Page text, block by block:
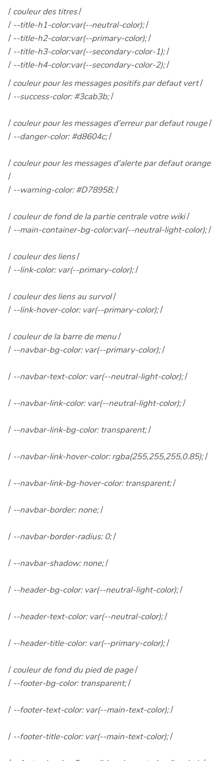
/ couleur des titres/
/ --title-h1-color:var(--neutral-color);/
/ --title-h2-color:var(--primary-color);/
/ --title-h3-color:var(--secondary-color-1);/
/ --title-h4-color:var(--secondary-color-2);/
/ couleur pour les messages positifs par defaut vert/
/ --success-color: #3cab3b;/
/ couleur pour les messages d'erreur par defaut rouge/
/ --danger-color: #d8604c;/
/ couleur pour les messages d'alerte par defaut orange
/
/ --warning-color: #D78958;/
/ couleur de fond de la partie centrale votre wiki/
/ --main-container-bg-color:var(--neutral-light-color);/
/ couleur des liens/
/ --link-color: var(--primary-color);/
/ couleur des liens au survol/
/ --link-hover-color: var(--primary-color);/
/ couleur de la barre de menu/
/ --navbar-bg-color: var(--primary-color);/
/ --navbar-text-color: var(--neutral-light-color);/
/ --navbar-link-color: var(--neutral-light-color);/
/ --navbar-link-bg-color: transparent;/
/ --navbar-link-hover-color: rgba(255,255,255,0.85);/
/ --navbar-link-bg-hover-color: transparent;/
/ --navbar-border: none;/
/ --navbar-border-radius: 0;/
/ --navbar-shadow: none;/
/ --header-bg-color: var(--neutral-light-color);/
/ --header-text-color: var(--neutral-color);/
/ --header-title-color: var(--primary-color);/
/ couleur de fond du pied de page/
/ --footer-bg-color: transparent;/
/ --footer-text-color: var(--main-text-color);/
/ --footer-title-color: var(--main-text-color);/